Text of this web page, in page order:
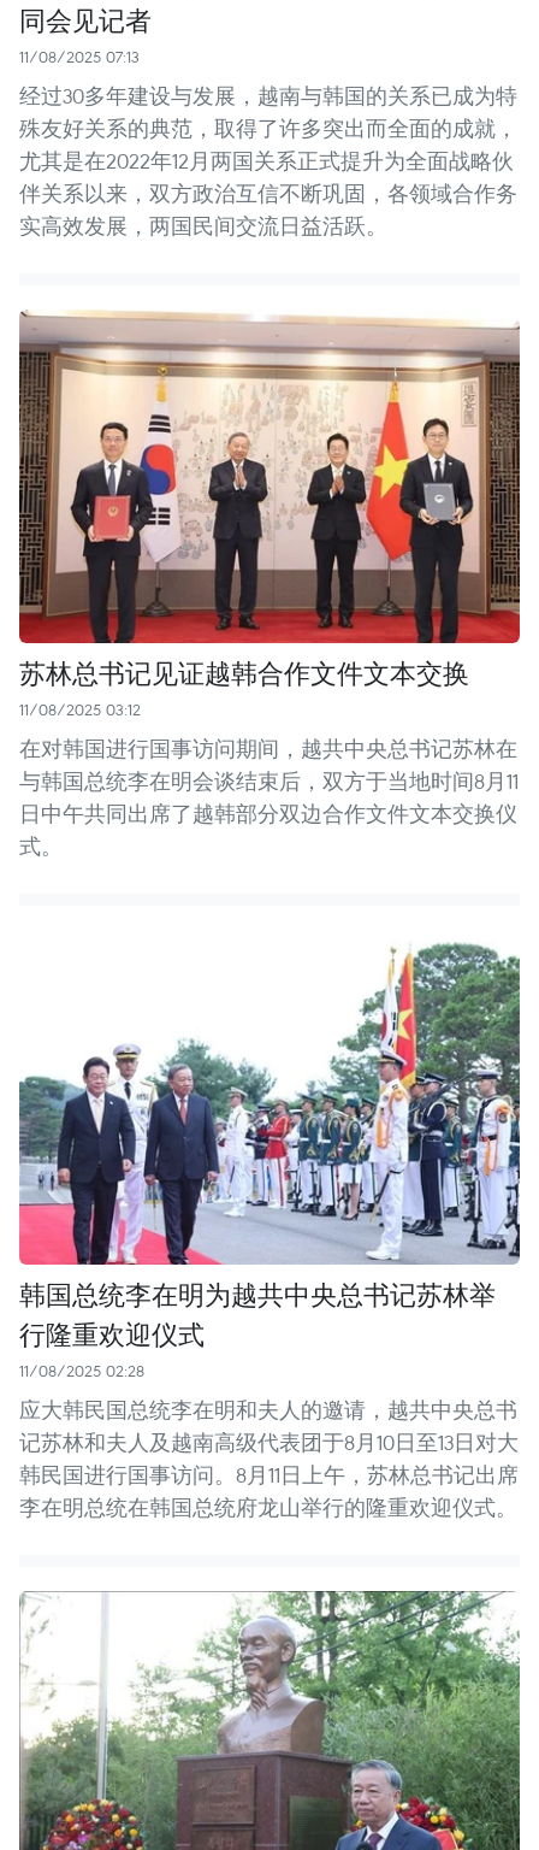
同会见记者
11/08/2025 07:13
经过30多年建设与发展，越南与韩国的关系已成为特
殊友好关系的典范，取得了许多突出而全面的成就，
尤其是在2022年12月两国关系正式提升为全面战略伙
伴关系以来，双方政治互信不断巩固，各领域合作务
实高效发展，两国民间交流日益活跃。
苏林总书记见证越韩合作文件文本交换
11/08/2025 03:12
在对韩国进行国事访问期间，越共中央总书记苏林在
与韩国总统李在明会谈结束后，双方于当地时间8月11
日中午共同出席了越韩部分双边合作文件文本交换仪
式。
韩国总统李在明为越共中央总书记苏林举
行隆重欢迎仪式
11/08/2025 02:28
应大韩民国总统李在明和夫人的邀请，越共中央总书
记苏林和夫人及越南高级代表团于8月10日至13日对大
韩民国进行国事访问。8月11日上午，苏林总书记出席
李在明总统在韩国总统府龙山举行的隆重欢迎仪式。